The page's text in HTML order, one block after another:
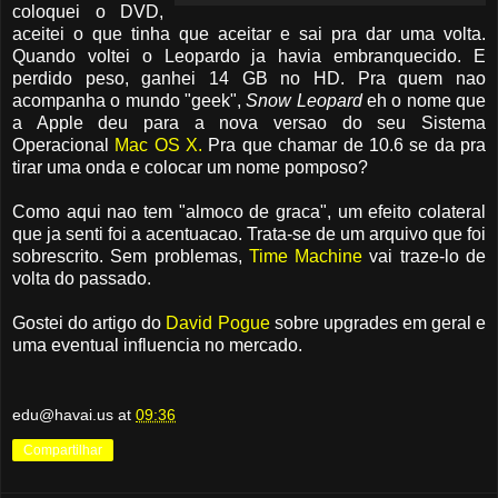
coloquei o DVD,
aceitei o que tinha que aceitar e sai pra dar uma volta.
Quando voltei o Leopardo ja havia embranquecido. E
perdido peso, ganhei 14 GB no HD. Pra quem nao
acompanha o mundo "geek",Snow Leopardeh o nome que
a Apple deu para a nova versao do seu Sistema
Operacional Mac OS X. Pra que chamar de 10.6 se da pra
tirar uma onda e colocar um nome pomposo?
Como aqui nao tem "almoco de graca", um efeito colateral
que ja senti foi a acentuacao. Trata-se de um arquivo que foi
sobrescrito. Sem problemas, Time Machine vai traze-lo de
volta do passado.
Gostei do artigo do David Poguesobre upgrades em geral e
uma eventual influencia no mercado.
edu@havai.us at 09:36
Compartilhar